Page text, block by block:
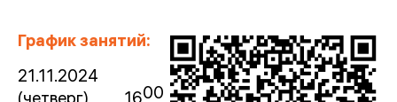
График занятий:
21.11.2024
00